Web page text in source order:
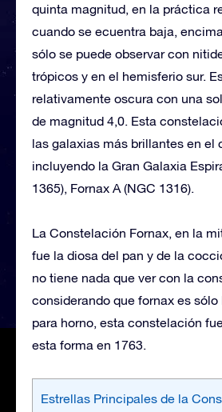
quinta magnitud, en la práctica
cuando se ecuentra baja,
sólo se puede observar con
trópicos y en el hemisferio sur.
relativamente oscura con una
de magnitud 4,0. Esta
las galaxias más brillantes en el
incluyendo la Gran Galaxia
1365), Fornax A (NGC 1316).
La Constelación Fornax, en la
fue la diosa del pan y de la
no tiene nada que ver con la
considerando que fornax es
para horno, esta constelación
esta forma en 1763.
Estrellas Principales de la